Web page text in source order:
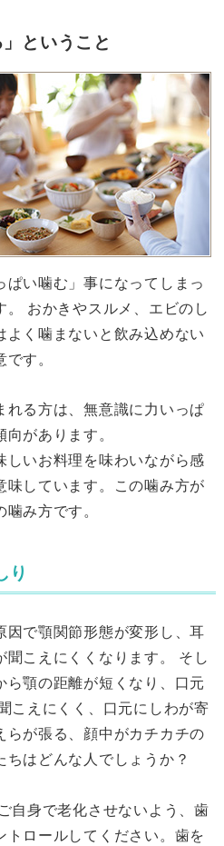
ということ
ぱい噛む」事になってしまっ
。 おかきやスルメ、エビのし
よく噛まないと飲み込めない
す。
れる方は、無意識に力いっぱ
があります。
しいお料理を味わいながら感
味しています。この噛み方が
み方です。
り
因で顎関節形態が変形し、耳
こえにくくなります。 そし
ら顎の距離が短くなり、口元
こえにくく、口元にしわが寄
らが張る、顔中がカチカチの
はどんな人でしょうか？
自身で老化させないよう、歯
トロールしてください。歯を